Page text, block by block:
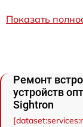
Показать
Ремонт
устройств
Sightron